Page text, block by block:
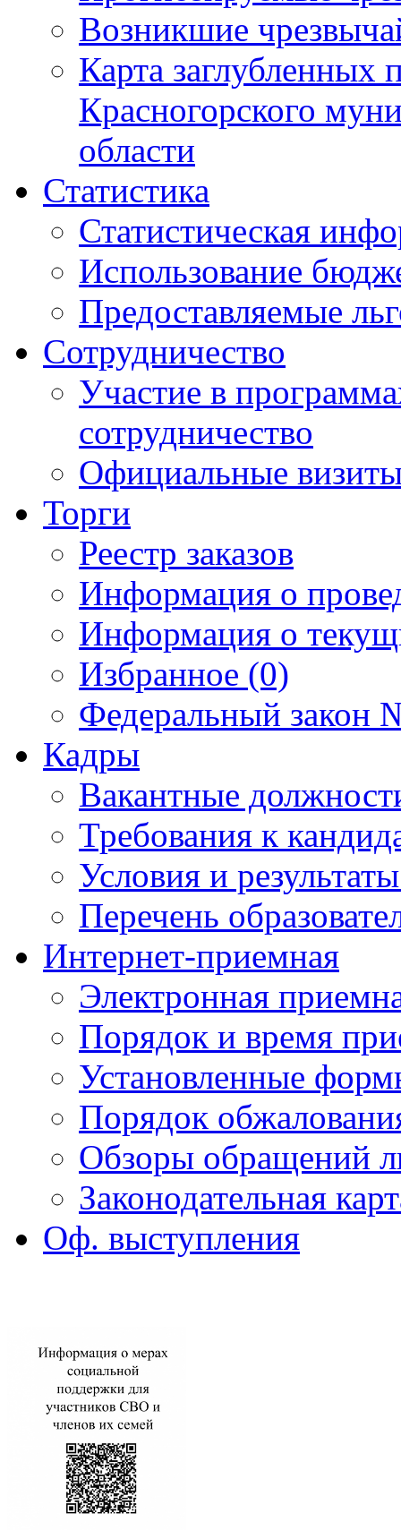
Возникшие
Карта
Красногорского
области
Статистика
Статистическая
Использование
Предоставляемые
Сотрудничество
Участие в
сотрудничество
Официальные
Торги
Реестр заказов
Информация о
Информация о
Избранное (0)
Федеральный закон
Кадры
Вакантные
Требования к
Условия и
Перечень
Интернет-приемная
Электронная
Порядок и время
Установленные
Порядок
Обзоры обращений
Законодательная
Оф. выступления